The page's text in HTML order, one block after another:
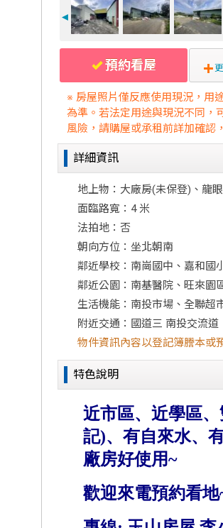
◄
預約看屋
※ 房屋照片僅反應使用現況，用
為準。若法定用途與現況不同，
風險，請購屋或承租前詳加確認
詳細資訊
地上物：大廠房(未保登)、龍
面臨路寬：4 米
法拍地：否
朝向方位：坐北朝南
鄰近學校：南崗國中、嘉和國
鄰近公園：南基醫院、旺來園
生活機能：南投市場、全聯超
附近交通：國道三 南投交流道
物件資訊內容以登記簿謄本或
特色說明